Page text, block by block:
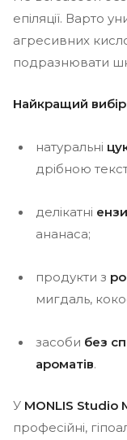
епіляції. Варто
агресивних
подразнювати
Найкращий
натуральні
дрібною
делікатні
ананаса;
продукти з
мигдаль,
засоби без
ароматів.
У MONLIS Studio
професійні,